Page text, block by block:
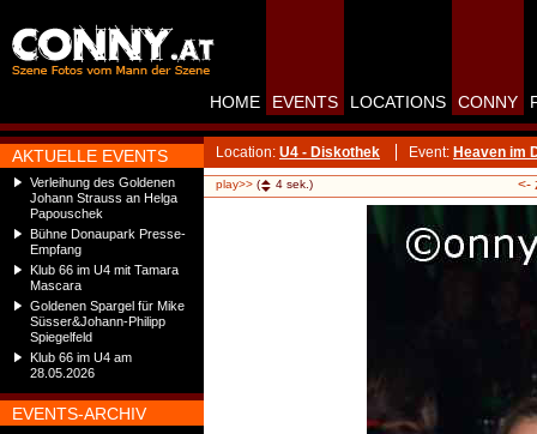
AKTUELLE EVENTS
Verleihung des Goldenen
Johann Strauss an Helga
Papouschek
Bühne Donaupark Presse-
Empfang
Klub 66 im U4 mit Tamara
Mascara
Goldenen Spargel für Mike
Süsser&Johann-Philipp
Spiegelfeld
Klub 66 im U4 am
28.05.2026
EVENTS-ARCHIV
HOME EVENTS LOCATIONS CONNY
Location: U4 - Diskothek Event: Heaven im
play>> ( 4 sek.) <-